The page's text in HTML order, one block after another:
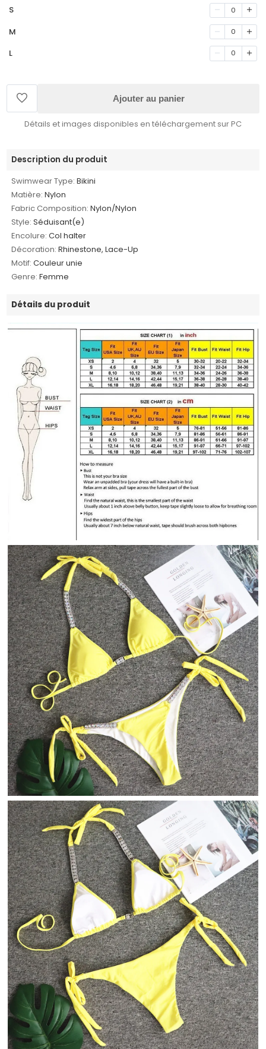
S 0
M 0
L 0
Ajouter au panier
Détails et images disponibles en téléchargement sur PC
Description du produit
Swimwear Type: Bikini
Matière: Nylon
Fabric Composition: Nylon/Nylon
Style: Séduisant(e)
Encolure: Col halter
Décoration: Rhinestone, Lace-Up
Motif: Couleur unie
Genre: Femme
Détails du produit